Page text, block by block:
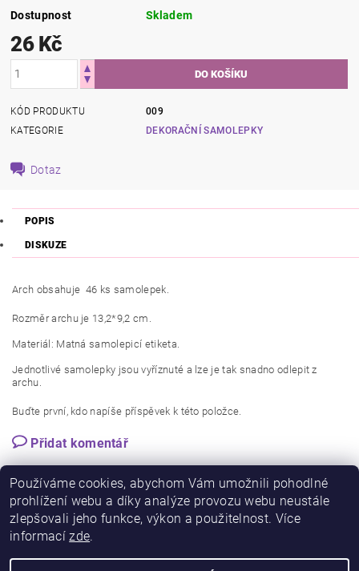
Dostupnost Skladem
26 Kč
KÓD PRODUKTU
009
KATEGORIE
DEKORAČNÍ SAMOLEPKY
Dotaz
POPIS
DISKUZE
Arch obsahuje 46 ks samolepek.
Rozměr archu je 13,2*9,2 cm.
Materiál: Matná samolepicí etiketa.
Jednotlivé samolepky jsou vyříznuté a lze je tak snadno odlepit z
archu.
Buďte první, kdo napíše příspěvek k této položce.
Přidat komentář
Používáme cookies, abychom Vám umožnili pohodlné
prohlížení webu a díky analýze provozu webu neustále
zlepšovali jeho funkce, výkon a použitelnost. Více
informacízde.